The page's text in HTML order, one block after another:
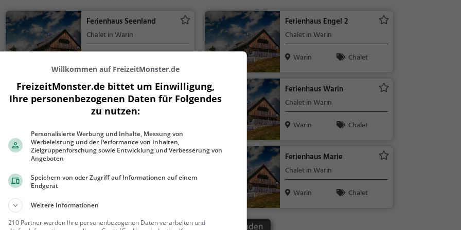
Ferienhaus Seenland
Chalet in Warin
Ferienhaus Engel 2
Chalet in Warin
Warin
Chalet
Glammseehaus Ulla
Chalet in Warin
Ferienhaus Warin
Chalet in Warin
Warin
Chalet
Ferienhaus Engel 1 Ferienhaus Marie
Chalet in Warin
Warin
Chalet
Mehr Unterkünfte in Warin finden
Willkommen auf FreizeitMonster.de
FreizeitMonster.de bittet um Einwilligung,
Ihre personenbezogenen Daten für Folgendes
zu nutzen:
Personalisierte Werbung und Inhalte, Messung von
Werbeleistung und der Performance von Inhalten,
Zielgruppenforschung sowie Entwicklung und Verbesserung von
Angeboten
Speichern von oder Zugriff auf Informationen auf einem
Endgerät
Weitere Informationen
210 Partner werden Ihre personenbezogenen Daten verarbeiten und